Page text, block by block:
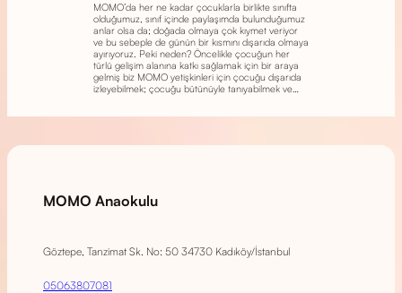
MOMO’da her ne kadar çocuklarla birlikte sınıfta
olduğumuz, sınıf içinde paylaşımda bulunduğumuz
anlar olsa da; doğada olmaya çok kıymet veriyor
ve bu sebeple de günün bir kısmını dışarıda olmaya
ayırıyoruz. Peki neden? Öncelikle çocuğun her
türlü gelişim alanına katkı sağlamak için bir araya
gelmiş biz MOMO yetişkinleri için çocuğu dışarıda
izleyebilmek; çocuğu bütünüyle tanıyabilmek ve…
MOMO Anaokulu
Göztepe, Tanzimat Sk. No: 50 34730 Kadıköy/İstanbul
05063807081